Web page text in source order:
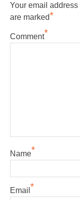
Your email
are marked*
Comment*
Name*
Email *